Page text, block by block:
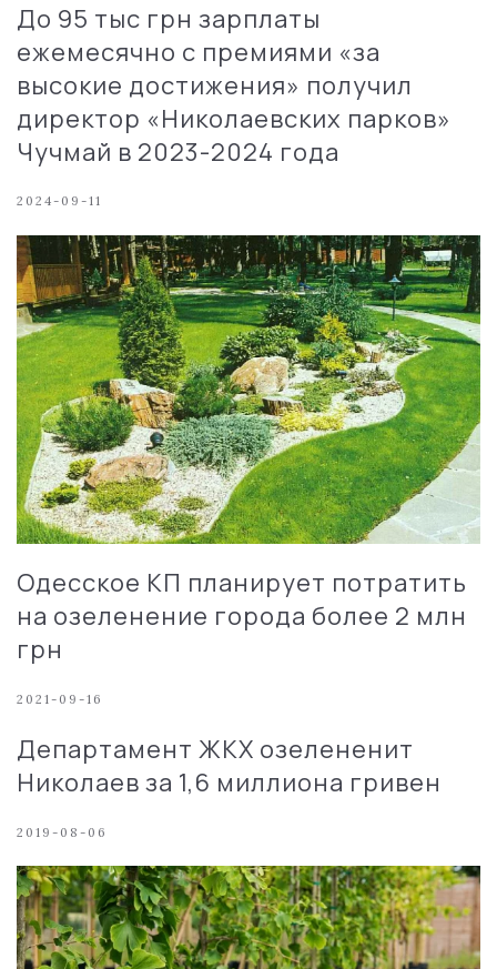
До 95 тыс грн зарплаты
ежемесячно с премиями «за
высокие достижения» получил
директор «Николаевских парков»
Чучмай в 2023-2024 года
2024-09-11
Одесское КП планирует потратить
на озеленение города более 2 млн
грн
2021-09-16
Департамент ЖКХ озелененит
Николаев за 1,6 миллиона гривен
2019-08-06